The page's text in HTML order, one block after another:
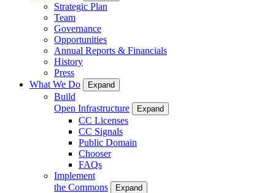
Strategic Plan
Team
Governance
Opportunities
Annual Reports & Financials
History
Press
What We Do
Expand
Build
Open Infrastructure
Expand
CC Licenses
CC Signals
Public Domain
Chooser
FAQs
Implement
the Commons
Expand